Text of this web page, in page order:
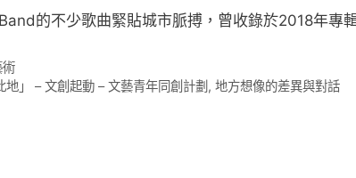
的不少歌曲緊貼城市脈搏，曾收錄於2018年專
地」 – 文創起動 – 文藝青年同創計劃​ , 地方想像的差異與對話